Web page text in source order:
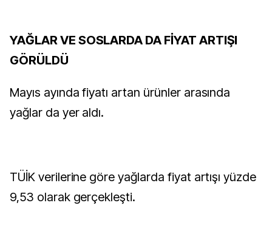
YAĞLAR VE SOSLARDA DA FİYAT ARTIŞI
GÖRÜLDÜ
Mayıs ayında fiyatı artan ürünler arasında
yağlar da yer aldı.
TÜİK verilerine göre yağlarda fiyat artışı yüzde
9,53 olarak gerçekleşti.